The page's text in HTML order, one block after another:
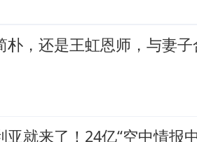
朴，还是王虹恩师，与妻
就来了！24亿“空中情报